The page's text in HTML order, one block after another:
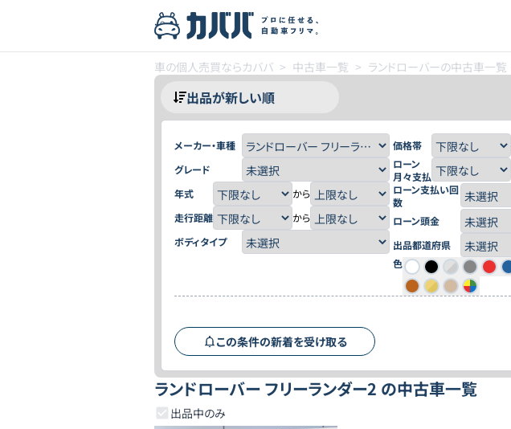
車の個人売買ならカババ > 中古車一覧 > ランドローバーの中古車一覧
メーカー・車種
グレード
年式
から
走行距離
から
ボディタイプ
価格帯
ローン
月々支払
ローン支払い回
数
ローン頭金
出品都道府県
色
この条件の新着を受け取る
ランドローバー フリーランダー2 の中古車一覧
出品中のみ